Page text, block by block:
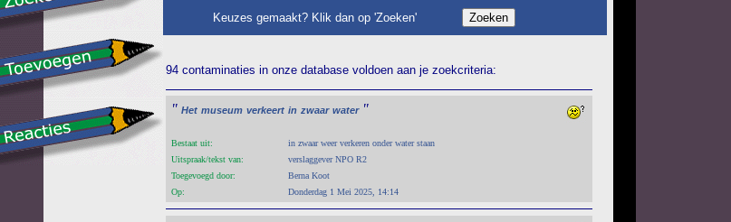
Keuzes gemaakt? Klik dan op 'Zoeken'
94 contaminaties in onze database voldoen aan je zoekcriteria:
" Het museum verkeert in zwaar water "
Bestaat uit:
in zwaar weer verkeren onder water staan
Uitspraak/tekst van:
verslaggever NPO R2
Toegevoegd door:
Berna Koot
Op:
Donderdag 1 Mei 2025, 14:14